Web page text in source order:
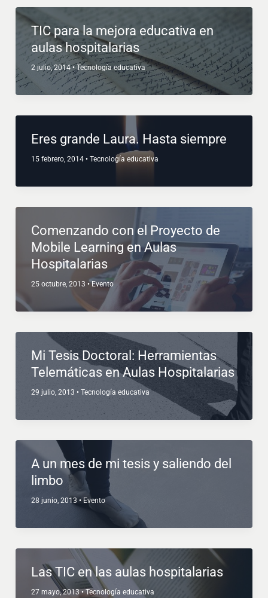
TIC para la mejora educativa en
aulas hospitalarias
2 julio, 2014•Tecnología educativa
Eres grande Laura. Hasta siempre
15 febrero, 2014 • Tecnología educativa
Comenzando con el Proyecto de
Mobile Learning en Aulas
Hospitalarias
25 octubre, 2013 •Evento
Mi Tesis Doctoral: Herramientas
Telemáticas en Aulas Hospitalarias
29 julio, 2013 • Tecnología educativa
A un mes de mi tesis y saliendo del
limbo
28 junio, 2013 •Evento
Las TIC en las aulas hospitalarias
27 mayo, 2013•Tecnología educativa